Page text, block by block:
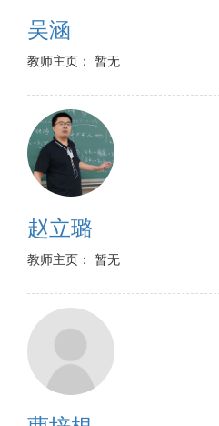
吴涵
教师主页： 暂无
赵立璐
教师主页： 暂无